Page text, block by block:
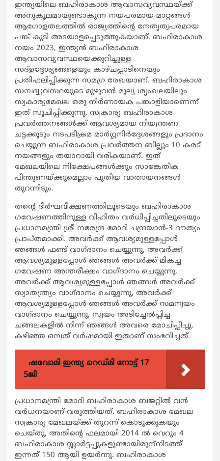
ഇന്ത്യയിലെ ബഹിരാകാശ ആവാസവ്യവസ്ഥയ്ക്ക്
അനുകൂലമായുണ്ടാകുന്ന നയപരമായ മാറ്റങ്ങള്‍
ആഗോളതലത്തില്‍ രാജ്യത്തിന്റെ നേതൃത്വപരമായ
പങ്ക് കൂടി അടയാളപ്പെടുത്തുകയാണ്. ബഹിരാകാശ
നയം 2023, ഇന്ത്യന്‍ ബഹിരാകാശ
ആവാസവ്യവസ്ഥയെക്കുറിച്ചുള്ള
സദ്ഉദ്ദേശ്യങ്ങളെയും കാഴ്ചപ്പാടിനെയും
പ്രതിഫലിപ്പിക്കുന്ന സമഗ്ര രേഖയാണ്. ബഹിരാകാശ
സമ്പദ്വ്യവസ്ഥയുടെ മുഴുവന്‍ മൂല്യ ശൃംഖലയിലും
സ്വകാര്യമേഖല ഒരു നിര്‍ണായക പങ്കാളിയാണെന്ന്
ഇത് സൂചിപ്പിക്കുന്നു. സ്വകാര്യ ബഹിരാകാശ
പ്രവര്‍ത്തനങ്ങള്‍ക്ക് ആവശ്യമായ നിയന്ത്രണ
ചട്ടക്കൂടും നടപടിക്രമ മാര്‍ഗ്ഗനിര്‍ദ്ദേശങ്ങളും പ്രദാനം
ചെയ്യുന്ന ബഹിരാകാശ പ്രവര്‍ത്തന ബില്ലും 10 കരട്
നയങ്ങളും തയാറായി വരികയാണ്. ഇത്
മേഖലയിലെ നിക്ഷേപങ്ങള്‍ക്കും സാങ്കേതിക
പിന്തുണയ്ക്കുമെല്ലാം പുതിയ വാതായനങ്ങള്‍
തുറന്നിടും.
തന്റെ ദീര്‍ഘവീക്ഷണത്തിലൂടെയും ബഹിരാകാശ
ഗവേഷണത്തിനുള്ള വിഹിതം വര്‍ധിപ്പിച്ചതിലൂടെയും
പ്രധാനമന്ത്രി ശ്രീ നരേന്ദ്ര മോദി ചന്ദ്രയാന്‍-3 ദൗത്യം
പ്രാപ്തമാക്കി. അവര്‍ക്ക് ആവശ്യമുള്ളപ്പോള്‍
ഞങ്ങള്‍ ഫണ്ട് വാഗ്ദാനം ചെയ്യുന്നു, അവര്‍ക്ക്
ആവശ്യമുള്ളപ്പോള്‍ ഞങ്ങള്‍ അവര്‍ക്ക് മികച്ച
ഗവേഷണ അന്തരീക്ഷം വാഗ്ദാനം ചെയ്യുന്നു,
അവര്‍ക്ക് ആവശ്യമുള്ളപ്പോള്‍ ഞങ്ങള്‍ അവര്‍ക്ക്
സ്വാതന്ത്ര്യം വാഗ്ദാനം ചെയ്യുന്നു, അവര്‍ക്ക്
ആവശ്യമുള്ളപ്പോള്‍ ഞങ്ങള്‍ അവര്‍ക്ക് സമന്വയം
വാഗ്ദാനം ചെയ്യുന്നു, സ്വയം അടിച്ചേല്‍പ്പിച്ച
ചങ്ങലകളില്‍ നിന്ന് ഞങ്ങള്‍ അവരെ മോചിപ്പിച്ചു.
കഴിഞ്ഞ ഒമ്പത് വര്‍ഷമായി ഇതാണ് സംഭവിച്ചത്.
ഷവോമി ഇന്ത്യ റെഡ്മി നോട്ട് 17
5ജി
പ്രധാനമന്ത്രി മോദി ബഹിരാകാശ ബജറ്റില്‍ വന്‍
വര്‍ധനയാണ് വരുത്തിയത്. ബഹിരാകാശ മേഖല
സ്വകാര്യ മേഖലയ്ക്ക് തുറന്ന് കൊടുക്കുകയും
ചെയ്തു, അതിന്റെ ഫലമായി 2014 ല്‍ വെറും 4
ബഹിരാകാശ സ്റ്റാര്‍ട്ടപ്പുകളുണ്ടായിരുന്നിടത്ത്
ഇന്നത് 150 ആയി ഉയര്‍ന്നു. ബഹിരാകാശ